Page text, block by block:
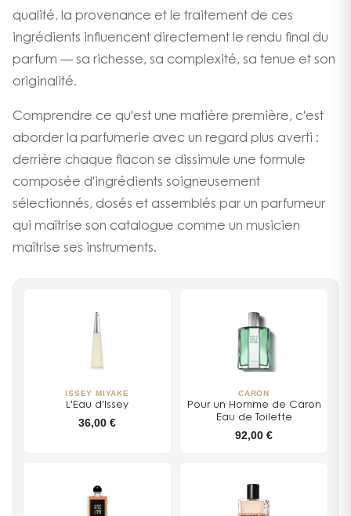
qualité, la provenance et le traitement de ces
ingrédients influencent directement le rendu final du
parfum — sa richesse, sa complexité, sa tenue et son
originalité.
Comprendre ce qu'est une matière première, c'est
aborder la parfumerie avec un regard plus averti :
derrière chaque flacon se dissimule une formule
composée d'ingrédients soigneusement
sélectionnés, dosés et assemblés par un parfumeur
qui maîtrise son catalogue comme un musicien
maîtrise ses instruments.
ISSEY MIYAKE
L'Eau d'Issey
36,00 €
CARON
Pour un Homme de Caron
Eau de Toilette
92,00 €